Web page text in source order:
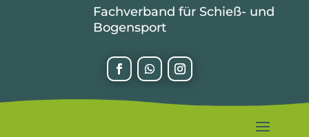
Fachverband für Schieß- und
Bogensport